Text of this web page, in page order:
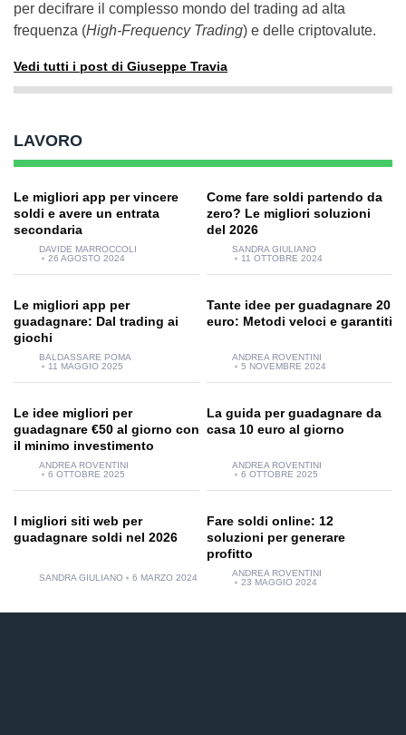
per decifrare il complesso mondo del trading ad alta
frequenza (High-Frequency Trading) e delle criptovalute.
Vedi tutti i post di Giuseppe Travia
LAVORO
Le migliori app per vincere
soldi e avere un entrata
secondaria
DAVIDE MARROCCOLI
26 AGOSTO 2024
Come fare soldi partendo da
zero? Le migliori soluzioni
del 2026
SANDRA GIULIANO
11 OTTOBRE 2024
Le migliori app per
guadagnare: Dal trading ai
giochi
BALDASSARE POMA
11 MAGGIO 2025
Tante idee per guadagnare 20
euro: Metodi veloci e garantiti
ANDREA ROVENTINI
5 NOVEMBRE 2024
Le idee migliori per
guadagnare €50 al giorno con
il minimo investimento
ANDREA ROVENTINI
6 OTTOBRE 2025
La guida per guadagnare da
casa 10 euro al giorno
ANDREA ROVENTINI
6 OTTOBRE 2025
I migliori siti web per
guadagnare soldi nel 2026
SANDRA GIULIANO 6 MARZO 2024
Fare soldi online: 12
soluzioni per generare
profitto
ANDREA ROVENTINI
23 MAGGIO 2024